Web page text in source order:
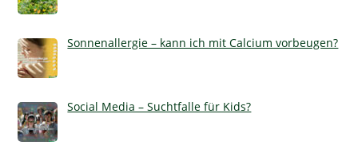
Sonnenallergie – kann ich mit Calcium vorbeugen?
Social Media – Suchtfalle für Kids?